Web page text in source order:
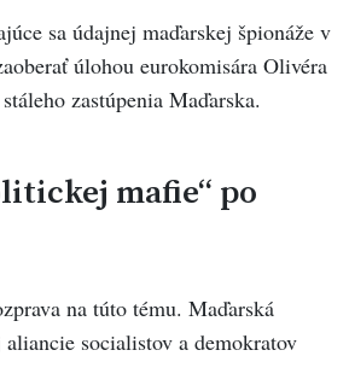
sa údajnej maďarskej špionáže v
úlohou eurokomisára Olivéra
zastúpenia Maďarska.
mafie“ po
na túto tému. Maďarská
socialistov a demokratov